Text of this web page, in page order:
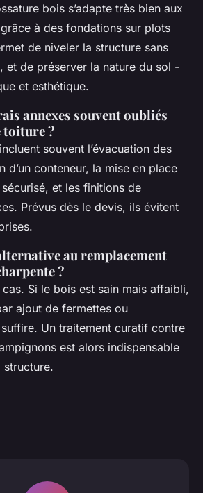
bois s’adapte très bien aux
à des fondations sur plots
de niveler la structure sans
et de préserver la nature du sol -
et esthétique.
annexes souvent oubliés
toiture ?
souvent l’évacuation des
d’un conteneur, la mise en place
sécurisé, et les finitions de
Prévus dès le devis, ils évitent
au remplacement
?
Si le bois est sain mais affaibli,
ajout de fermettes ou
suffire. Un traitement curatif contre
est alors indispensable
structure.